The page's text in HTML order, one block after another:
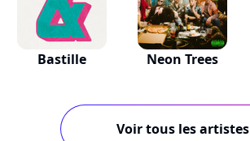
Bastille Neon Trees
Voir tous les artistes